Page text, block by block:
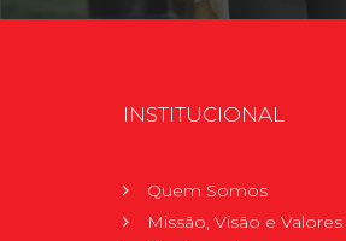
INSTITUCIONAL
Quem Somos
Missão, Visão e Valores